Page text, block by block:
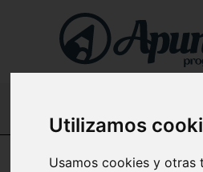
Utilizamos
Usamos cookies y otras
Home